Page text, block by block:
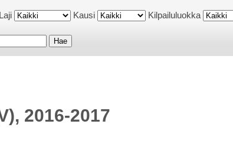
Laji Kausi Kilpailuluokka
2016-2017